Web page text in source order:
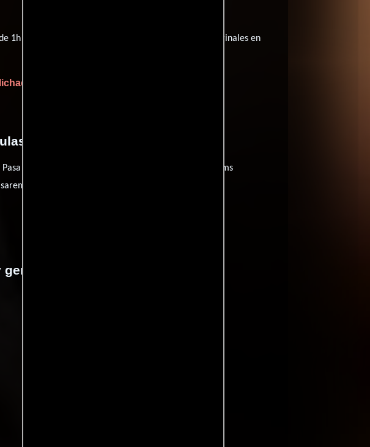
1h 30m (90 minutos), esta película tiene diálogos originales en
Wellenreiter
Mirrors?
por nuestro catálogo de
y encuentra films
cuando se encuentre disponible